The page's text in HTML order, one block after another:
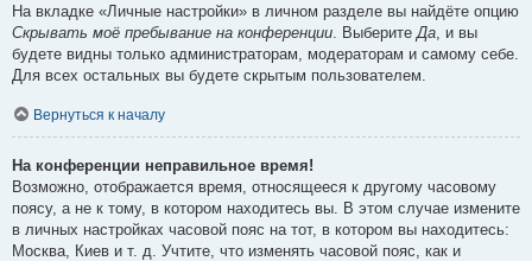
На вкладке «Личные настройки» в личном разделе вы найдёте опцию
Скрывать моё пребывание на конференции . Выберите Да , и вы
будете видны только администраторам, модераторам и самому себе.
Для всех остальных вы будете скрытым пользователем.
Вернуться к началу
На конференции неправильное время!
Возможно, отображается время, относящееся к другому часовому
поясу, а не к тому, в котором находитесь вы. В этом случае измените
в личных настройках часовой пояс на тот, в котором вы находитесь:
Москва, Киев и т. д. Учтите, что изменять часовой пояс, как и